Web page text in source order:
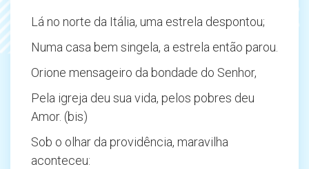
Lá no norte da Itália, uma estrela despontou;
Numa casa bem singela, a estrela então parou.
Orione mensageiro da bondade do Senhor,
Pela igreja deu sua vida, pelos pobres deu
Amor. (bis)
Sob o olhar da providência, maravilha
aconteceu: